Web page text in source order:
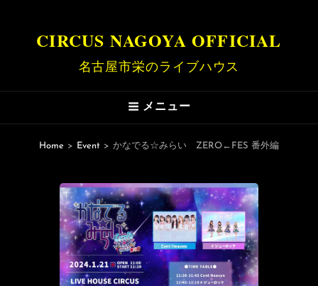
CIRCUS NAGOYA OFFICIAL
名古屋市栄のライブハウス
メニュー
Home > Event > かなでる☆みらい ZERO←FES 番外編